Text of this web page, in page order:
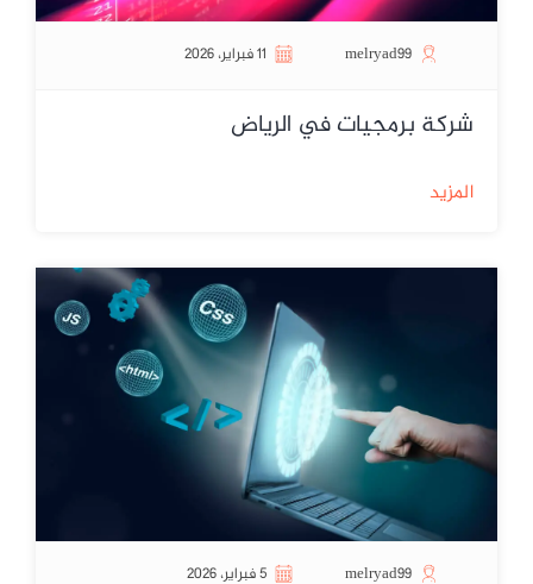
melryad99 11 فبراير، 2026
شركة برمجيات في الرياض
المزيد
melryad99 5 فبراير، 2026